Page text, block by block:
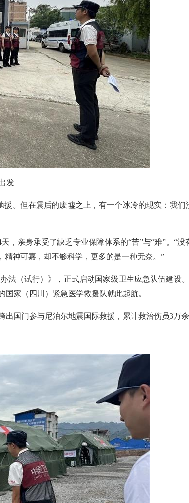
发
。但在震后的废墟之上，有一个冰冷的现实：我们
，亲身承受了缺乏专业保障体系的“苦”与“难”。“没
神可嘉，却不够科学，更多的是一种无奈。”
（试行）》，正式启动国家级卫生应急队伍建设
家（四川）紧急医学救援队就此起航。
国门参与尼泊尔地震国际救援，累计救治伤员3万余